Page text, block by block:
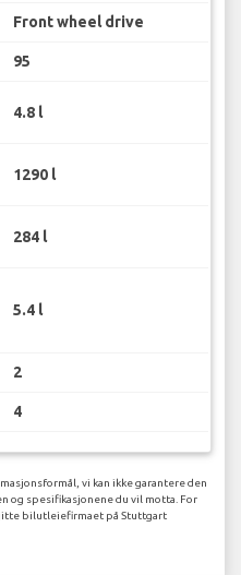
Front wheel drive
95
4.8 l
1290 l
284 l
5.4 l
2
4
vi kan ikke garantere den
og spesifikasjonene du vil motta. For
bilutleiefirmaet på Stuttgart